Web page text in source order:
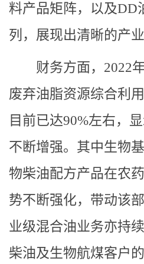
料产品矩阵，以及DD
列，展现出清晰的产
财务方面，2022
废弃油脂资源综合利
目前已达90%左右，
不断增强。其中生物
物柴油配方产品在农
势不断强化，带动该
业级混合油业务亦持
柴油及生物航煤客户